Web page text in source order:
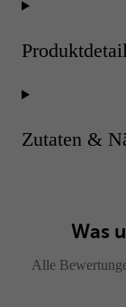
Zutaten &
Was
Alle